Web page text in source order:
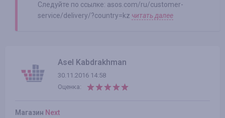
Следуйте по ссылке: asos.com/ru/customer-
service/delivery/?country=kz читать далее
Asel Kabdrakhman
30.11.2016 14:58
Оценка:
Магазин Next